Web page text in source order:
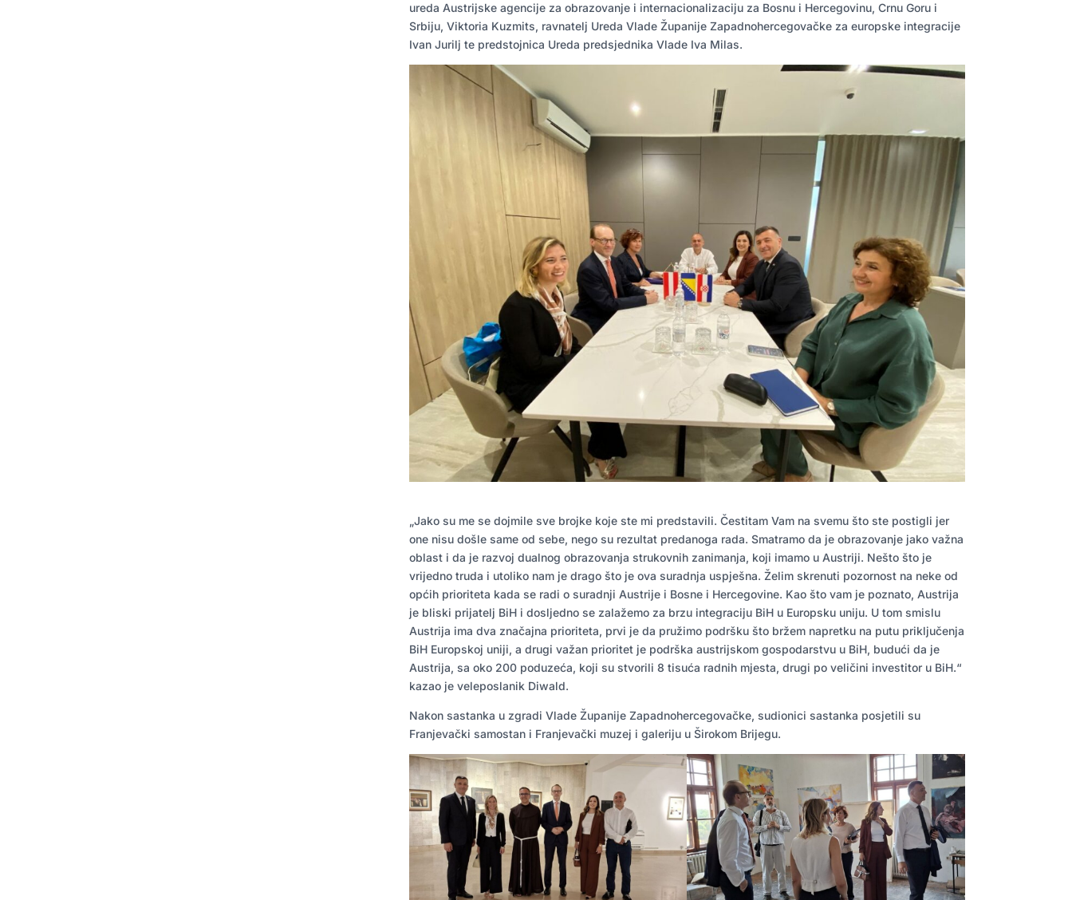
ureda Austrijske agencije za obrazovanje i internacionalizaciju za Bosnu i Hercegovinu, Crnu Goru i
Srbiju, Viktoria Kuzmits, ravnatelj Ureda Vlade Županije Zapadnohercegovačke za europske integracije
Ivan Jurilj te predstojnica Ureda predsjednika Vlade Iva Milas.
„Jako su me se dojmile sve brojke koje ste mi predstavili. Čestitam Vam na svemu što ste postigli jer
one nisu došle same od sebe, nego su rezultat predanoga rada. Smatramo da je obrazovanje jako važna
oblast i da je razvoj dualnog obrazovanja strukovnih zanimanja, koji imamo u Austriji. Nešto što je
vrijedno truda i utoliko nam je drago što je ova suradnja uspješna. Želim skrenuti pozornost na neke od
općih prioriteta kada se radi o suradnji Austrije i Bosne i Hercegovine. Kao što vam je poznato, Austrija
je bliski prijatelj BiH i dosljedno se zalažemo za brzu integraciju BiH u Europsku uniju. U tom smislu
Austrija ima dva značajna prioriteta, prvi je da pružimo podršku što bržem napretku na putu priključenja
BiH Europskoj uniji, a drugi važan prioritet je podrška austrijskom gospodarstvu u BiH, budući da je
Austrija, sa oko 200 poduzeća, koji su stvorili 8 tisuća radnih mjesta, drugi po veličini investitor u BiH.“
kazao je veleposlanik Diwald.
Nakon sastanka u zgradi Vlade Županije Zapadnohercegovačke, sudionici sastanka posjetili su
Franjevački samostan i Franjevački muzej i galeriju u Širokom Brijegu.